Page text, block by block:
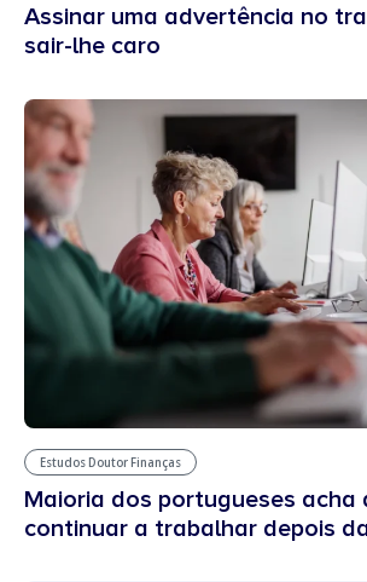
Assinar uma advertência no
sair-lhe caro
Estudos Doutor Finanças
Maioria dos portugueses acha
continuar a trabalhar depois